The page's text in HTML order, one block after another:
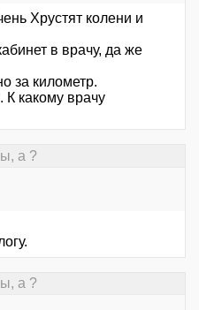
Хрустят колени и
в врачу, да же
за километр.
К какому врачу
а ?
а ?